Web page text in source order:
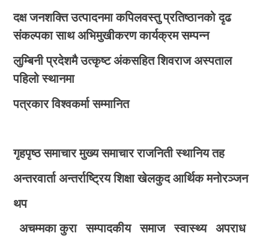
दक्ष जनशक्ति उत्पादनमा कपिलवस्तु प्रतिष्ठानको दृढ
संकल्पका साथ अभिमुखीकरण कार्यक्रम सम्पन्न
लुम्बिनी प्रदेशमै उत्कृष्ट अंकसहित शिवराज अस्पताल
पहिलो स्थानमा
पत्रकार विश्वकर्मा सम्मानित
गृहपृष्ठ समाचार मुख्य समाचार राजनिती स्थानिय तह
अन्तरवार्ता अन्तर्राष्ट्रिय शिक्षा खेलकुद आर्थिक मनोरञ्जन
थप
अचम्मका कुरा
सम्पादकीय समाज स्वास्थ्य
अपराध